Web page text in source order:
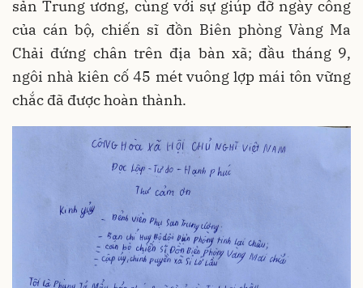
sản Trung ương, cùng với sự giúp đỡ ngày công
của cán bộ, chiến sĩ đồn Biên phòng Vàng Ma
Chải đứng chân trên địa bàn xã; đầu tháng 9,
ngôi nhà kiên cố 45 mét vuông lợp mái tôn vững
chắc đã được hoàn thành.